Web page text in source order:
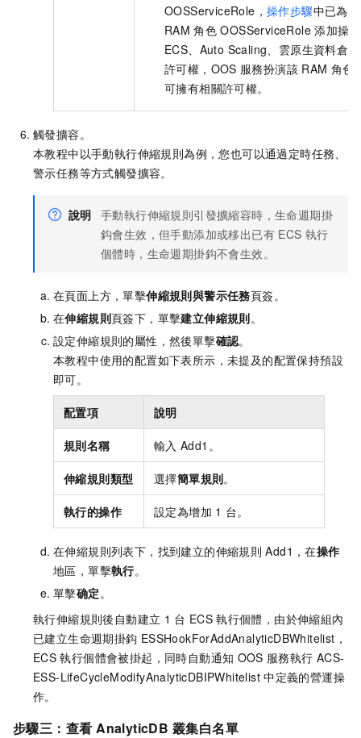
OOSServiceRole，操作步驟中已為
RAM 角色 OOSServiceRole 添加操作
ECS、Auto Scaling、雲原生資料倉
許可權，OOS 服務扮演該 RAM 角色
可擁有相關許可權。
觸發擴容。
本教程中以手動執行伸縮規則為例，您也可以通過定時任務、
警示任務等方式觸發擴容。
說明 手動執行伸縮規則引發擴縮容時，生命週期掛
鈎會生效，但手動添加或移出已有 ECS 執行
個體時，生命週期掛鈎不會生效。
在頁面上方，單擊伸縮規則與警示任務頁簽。
在伸縮規則頁簽下，單擊建立伸縮規則。
設定伸縮規則的屬性，然後單擊確認。
本教程中使用的配置如下表所示，未提及的配置保持預設
即可。
配置項 說明
規則名稱 輸入 Add1。
伸縮規則類型 選擇簡單規則。
執行的操作 設定為增加 1 台。
在伸縮規則列表下，找到建立的伸縮規則 Add1，在操作
地區，單擊執行。
單擊确定 。
執行伸縮規則後自動建立 1 台 ECS 執行個體，由於伸縮組內
已建立生命週期掛鈎 ESSHookForAddAnalyticDBWhitelist，
ECS 執行個體會被掛起，同時自動通知 OOS 服務執行 ACS-
ESS-LifeCycleModifyAnalyticDBIPWhitelist 中定義的營運操
作。
步驟三：查看 AnalyticDB 叢集白名單